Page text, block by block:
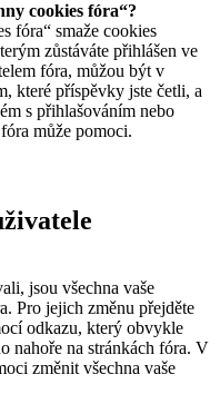
cookies fóra“?
fóra“ smaže cookies
zůstáváte přihlášen ve
fóra, můžou být v
které příspěvky jste četli, a
s přihlašováním nebo
může pomoci.
jsou všechna vaše
Pro jejich změnu přejděte
odkazu, který obvykle
nahoře na stránkách fóra. V
změnit všechna vaše